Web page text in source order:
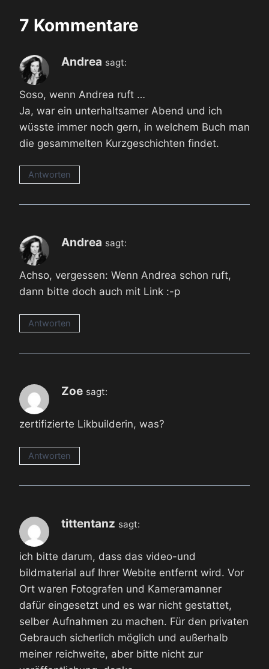
7 Kommentare
Andrea sagt:
Soso, wenn Andrea ruft …
Ja, war ein unterhaltsamer Abend und ich
wüsste immer noch gern, in welchem Buch man
die gesammelten Kurzgeschichten findet.
Antworten
Andrea sagt:
Achso, vergessen: Wenn Andrea schon ruft,
dann bitte doch auch mit Link :-p
Antworten
Zoe sagt:
zertifizierte Likbuilderin, was?
Antworten
tittentanz sagt:
ich bitte darum, dass das video-und
bildmaterial auf Ihrer Webite entfernt wird. Vor
Ort waren Fotografen und Kameramanner
dafür eingesetzt und es war nicht gestattet,
selber Aufnahmen zu machen. Für den privaten
Gebrauch sicherlich möglich und außerhalb
meiner reichweite, aber bitte nicht zur